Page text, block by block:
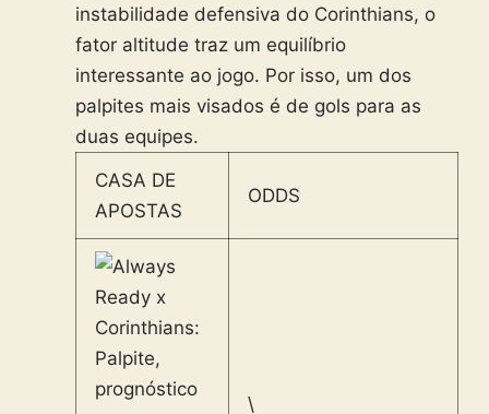
instabilidade defensiva do Corinthians, o
fator altitude traz um equilíbrio
interessante ao jogo. Por isso, um dos
palpites mais visados é de gols para as
duas equipes.
CASA DE
APOSTAS
ODDS
\